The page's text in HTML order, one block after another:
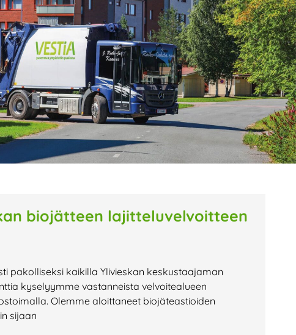
biojätteen lajitteluvelvoitteen
pakolliseksi kaikilla Ylivieskan keskustaajaman
kyselyymme vastanneista velvoitealueen
Olemme aloittaneet biojäteastioiden
sijaan